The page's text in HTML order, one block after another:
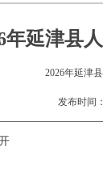
年延津县
2026年延津
发布时间